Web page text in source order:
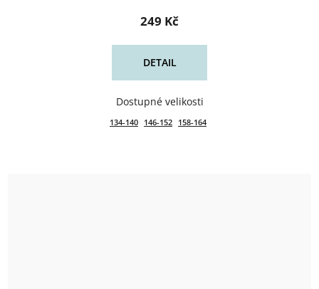
249 Kč
DETAIL
134-140 146-152 158-164